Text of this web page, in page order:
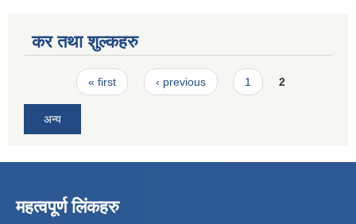
कर तथा शुल्कहरु
Pages« first ‹ previous 1 2
अन्य
महत्वपूर्ण लिंकहरु